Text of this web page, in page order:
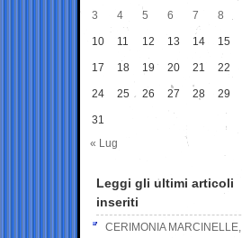
3 4 5 6 7 8
10 11 12 13 14 15
17 18 19 20 21 22
24 25 26 27 28 29
31
« Lug
Leggi gli ultimi articoli
inseriti
CERIMONIA MARCINELLE, I